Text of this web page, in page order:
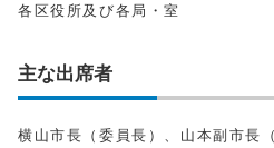
各区役所及び各局・室
主な出席者
横山市長（委員長）、山本副市長